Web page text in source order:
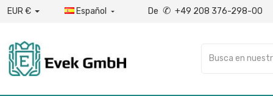
EUR € Español  De ✆ +49 208 376-298-00